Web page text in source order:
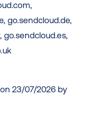
go.sendcloud.de,
go.sendcloud.es,
23/07/2026 by